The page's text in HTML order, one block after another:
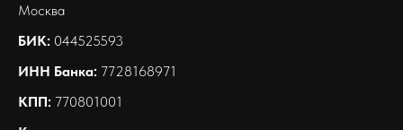
Москва
БИК: 044525593
ИНН Банка: 7728168971
КПП: 770801001